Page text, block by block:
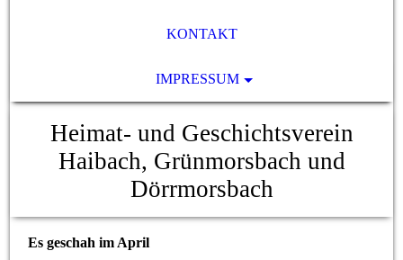
KONTAKT
IMPRESSUM
Heimat- und Geschichtsverein
Haibach, Grünmorsbach und
Dörrmorsbach
Es geschah im April